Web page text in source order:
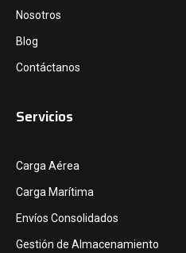
Nosotros
Blog
Contáctanos
Servicios
Carga Aérea
Carga Marítima
Envíos Consolidados
Gestión de Almacenamiento